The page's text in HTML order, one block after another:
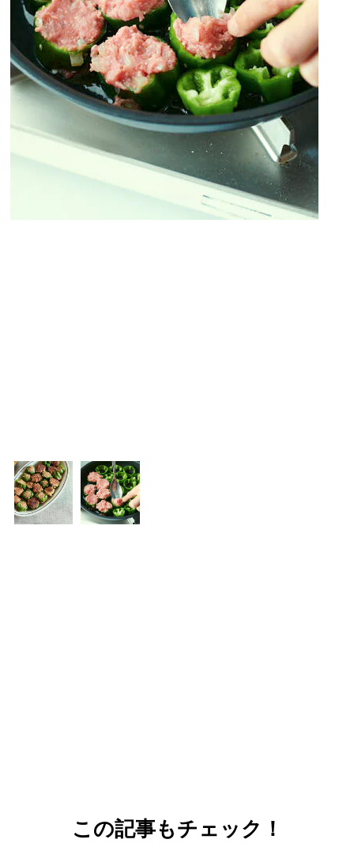
この記事もチェック！